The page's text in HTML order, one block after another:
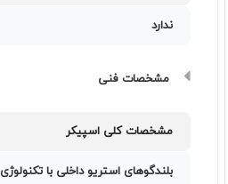
ندارد
مشخصات فنی
مشخصات کلی اسپیکر
بلندگوهای استریو داخلی با تکنولوژی SonicMaster